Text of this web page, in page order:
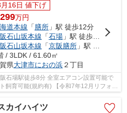
16日 値下げ
万円
道本線 「膳所」駅 徒歩12分
石山坂本線 「石場」駅 徒歩8分
石山坂本線 「京阪膳所」駅 徒歩12分
/ 3LDK / 61.60㎡
県大津市におの浜２丁目
全室エアコン設置可能で
飼育可能(規約有) 【令和7年12月リフォー
台・トイレ...
カイハイツ